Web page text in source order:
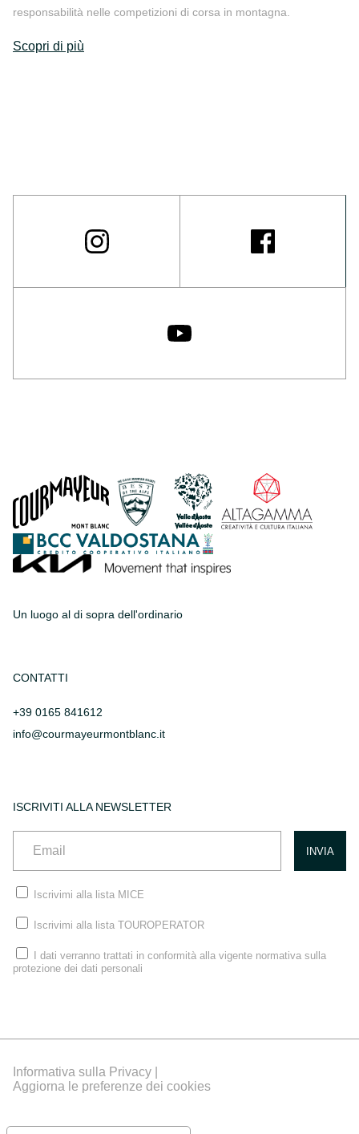
responsabilità nelle competizioni di corsa in montagna.
Scopri di più
Un luogo al di sopra dell'ordinario
CONTATTI
+39 0165 841612
info@courmayeurmontblanc.it
ISCRIVITI ALLA NEWSLETTER
Iscrivimi alla lista MICE
Iscrivimi alla lista TOUROPERATOR
I dati verranno trattati in conformità alla vigente normativa sulla
protezione dei dati personali
Informativa sulla Privacy |
Aggiorna le preferenze dei cookies